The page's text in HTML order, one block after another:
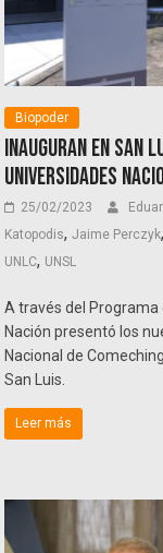
Biopoder
Inauguran en San
universidades
25/02/2023
Katopodis,Jaime Perczyk,
UNLC, UNSL
A través del
Nación presentó los
Nacional de
San Luis.
Leer más